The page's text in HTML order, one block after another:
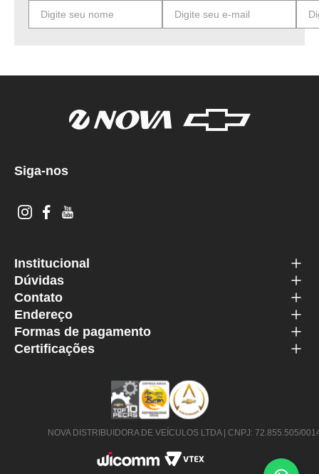
Siga-nos
Institucional
Dúvidas
Contato
Endereço
Formas de pagamento
Certificações
NOVA DISTRIBUIDORA DE VEÍCULOS LTDA | CNPJ: 72.855.505/